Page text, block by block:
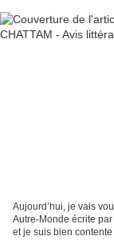
Aujourd’hui, je vais
Autre-Monde écrite
et je suis bien contente